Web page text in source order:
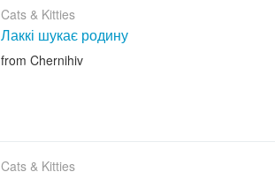
Cats & Kitties
Лаккі шукає родину
from Chernihiv
Cats & Kitties